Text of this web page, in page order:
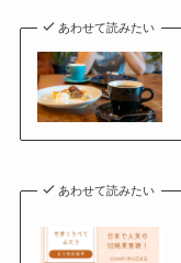
あわせて読みたい
あわせて読みたい